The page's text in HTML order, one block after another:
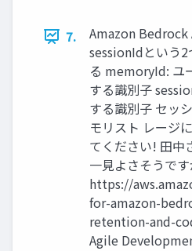
7.
Amazon
sessionIdという
る memoryId: ユ
する識別子
する識別子 セッ
モリスト レージ
てください! 田中
一見よさそうで
https://
for-amazon-
retention-and-
Agile